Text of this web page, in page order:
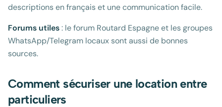
descriptions en français et une communication facile.
Forums utiles: le forum Routard Espagne et les groupes
WhatsApp/Telegram locaux sont aussi de bonnes
sources.
Comment sécuriser une location entre
particuliers